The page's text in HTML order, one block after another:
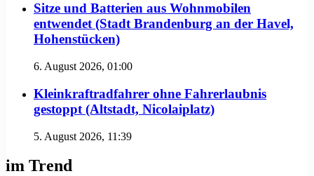
Sitze und Batterien aus Wohnmobilen
entwendet (Stadt Brandenburg an der Havel,
Hohenstücken)
6. August 2026, 01:00
Kleinkraftradfahrer ohne Fahrerlaubnis
gestoppt (Altstadt, Nicolaiplatz)
5. August 2026, 11:39
im Trend